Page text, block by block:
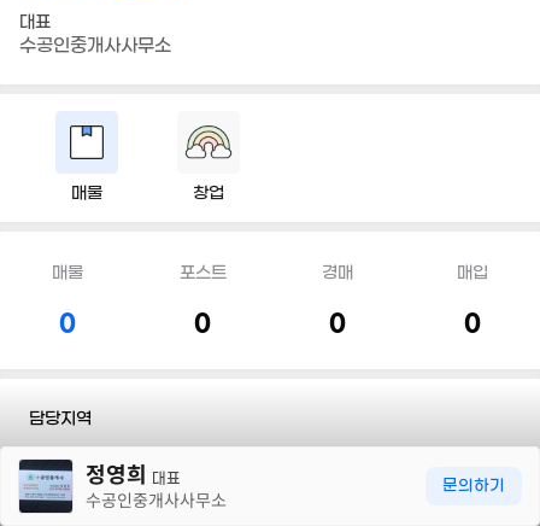
대표
수공인중개사사무소
매물 창업
매물
0
포스트
0
경매
0
매입
0
담당지역
전화 정영희 대표
수공인중개사사무소
문의하기